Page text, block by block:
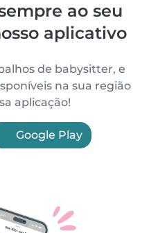
ao seu
aplicativo
de babysitter, e
na sua região
aplicação!
Google Play